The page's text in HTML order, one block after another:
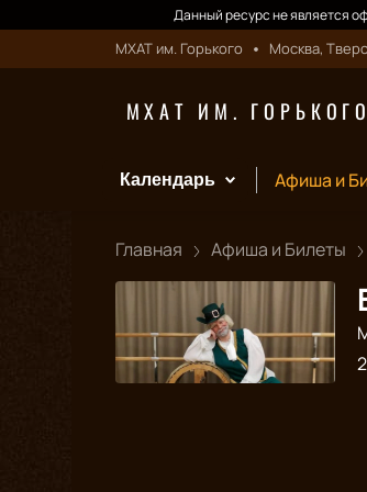
Данный ресурс не является
МХАТ им. Горького Москва,
МХАТ ИМ. ГОРЬКОГО
Календарь Афиша и
Главная Афиша и Билеты